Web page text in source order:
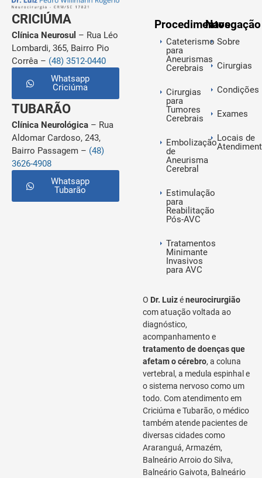
CRICIÚMA
Clínica Neurosul – Rua Léo
Lombardi, 365, Bairro Pio
Corrêa – (48) 3512-0440
Whatsapp
Criciúma
TUBARÃO
Clínica Neurológica – Rua
Aldomar Cardoso, 243,
Bairro Passagem – (48)
3626-4908
Whatsapp
Tubarão
Procedimentos
Cateterismo
para
Aneurismas
Cerebrais
Cirurgias
para
Tumores
Cerebrais
Embolização
de
Aneurisma
Cerebral
Estimulação
para
Reabilitação
Pós-AVC
Tratamentos
Minimante
Invasivos
para AVC
Navegação
Sobre
Cirurgias
Condições
Exames
Locais de
O Dr. Luizéneurocirurgião
com atuação voltada ao
diagnóstico,
acompanhamento e
tratamento de doenças que
afetam o cérebro, a coluna
vertebral, a medula espinhal e
o sistema nervoso como um
todo. Com atendimento em
Criciúma e Tubarão, o médico
também atende pacientes de
diversas cidades como
Araranguá, Armazém,
Balneário Arroio do Silva,
Balneário Gaivota, Balneário